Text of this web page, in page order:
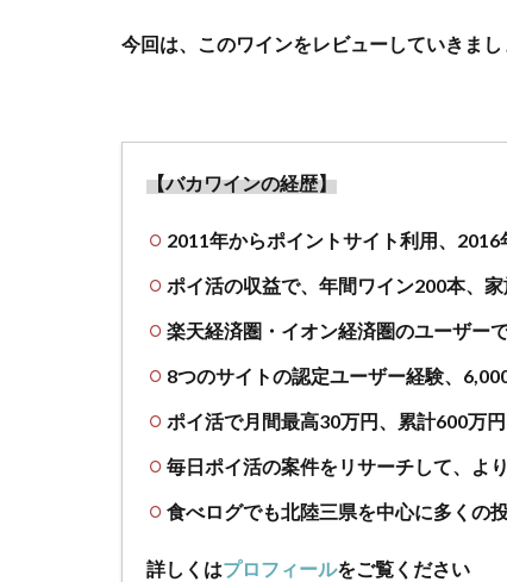
今回は、このワインをレビューしていきまし
【バカワインの経歴】
2011年からポイントサイト利用、
ポイ活の収益で、年間ワイン200本、
楽天経済圏・イオン経済圏のユーザー
8つのサイトの認定ユーザー経験、
ポイ活で月間最高30万円、累計600万
毎日ポイ活の案件をリサーチして、よ
食べログでも北陸三県を中心に多くの
詳しくはプロフィールをご覧ください